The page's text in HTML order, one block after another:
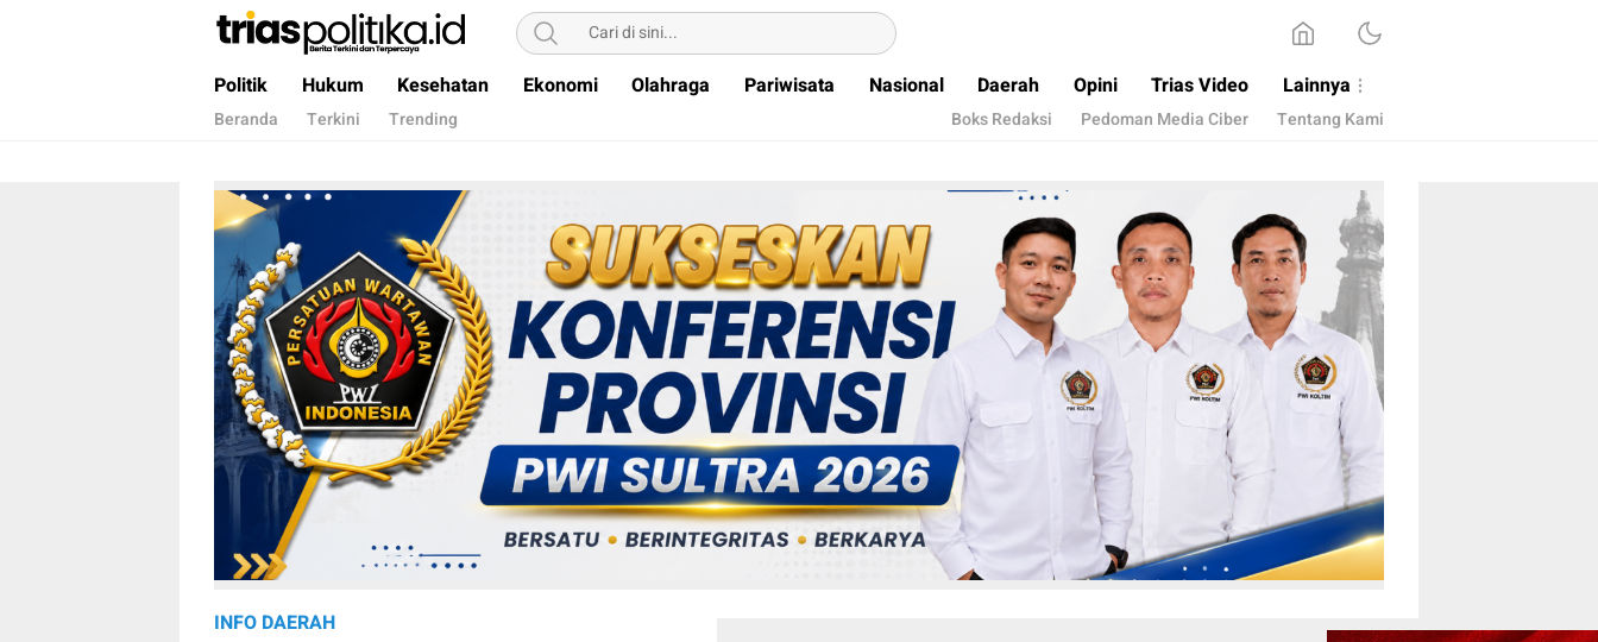
Berita Terkini & Terpercaya
Politik Hukum Kesehatan Ekonomi Olahraga Pariwisata Nasional Daerah Opini Trias Video Lainnya
Beranda Terkini Trending Boks Redaksi Pedoman Media Ciber Tentang Kami
INFO DAERAH